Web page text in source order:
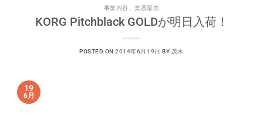
事業内容 、楽器販売
KORG Pitchblack GOLDが明日入荷！
POSTED ON2014年6月19日 BY 茂木
19
6月